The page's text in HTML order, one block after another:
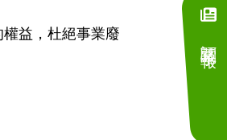
益，杜絕事業廢